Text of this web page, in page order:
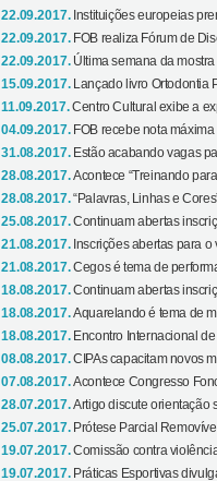
22.09.2017. Instituições europeias
22.09.2017. FOB realiza Fórum de
22.09.2017. Última semana da mostra
15.09.2017.
Lançado livro Ortodontia
11.09.2017.Centro Cultural exibe a
04.09.2017. FOB recebe nota
31.08.2017. Estão acabando vagas
28.08.2017.Acontece “Treinando
28.08.2017.“Palavras, Linhas e
25.08.2017.Continuam abertas
21.08.2017. Inscrições abertas para
21.08.2017.Cegos é tema de
18.08.2017.Continuam abertas
18.08.2017.Aquarelando é tema de
18.08.2017. Encontro Internacional
08.08.2017.CIPAs capacitam novos
07.08.2017.Acontece Congresso
28.07.2017.Artigo discute orientação
25.07.2017. Prótese Parcial
19.07.2017.Comissão contra
19.07.2017. Práticas Esportivas